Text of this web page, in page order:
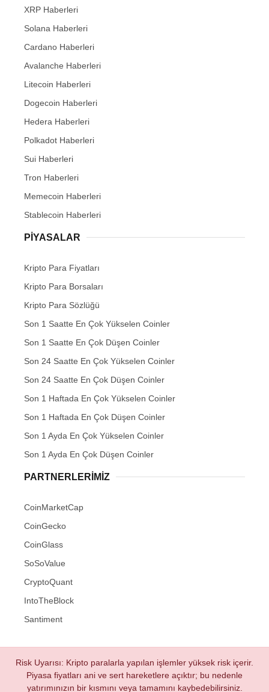
XRP Haberleri
Solana Haberleri
Cardano Haberleri
Avalanche Haberleri
Litecoin Haberleri
Dogecoin Haberleri
Hedera Haberleri
Polkadot Haberleri
Sui Haberleri
Tron Haberleri
Memecoin Haberleri
Stablecoin Haberleri
PIYASALAR
Kripto Para Fiyatları
Kripto Para Borsaları
Kripto Para Sözlüğü
Son 1 Saatte En Çok Yükselen Coinler
Son 1 Saatte En Çok Düşen Coinler
Son 24 Saatte En Çok Yükselen Coinler
Son 24 Saatte En Çok Düşen Coinler
Son 1 Haftada En Çok Yükselen Coinler
Son 1 Haftada En Çok Düşen Coinler
Son 1 Ayda En Çok Yükselen Coinler
Son 1 Ayda En Çok Düşen Coinler
PARTNERLERIMIZ
CoinMarketCap
CoinGecko
CoinGlass
SoSoValue
CryptoQuant
IntoTheBlock
Santiment
Risk Uyarısı: Kripto paralarla yapılan işlemler yüksek risk içerir.
Piyasa fiyatları ani ve sert hareketlere açıktır; bu nedenle
yatırımınızın bir kısmını veya tamamını kaybedebilirsiniz.